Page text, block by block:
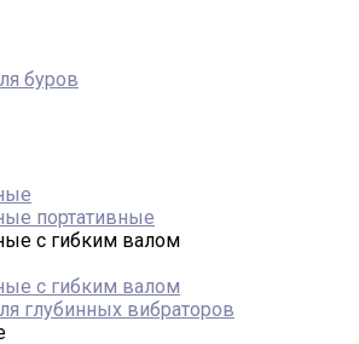
буров
портативные
с гибким валом
с гибким валом
глубинных вибраторов